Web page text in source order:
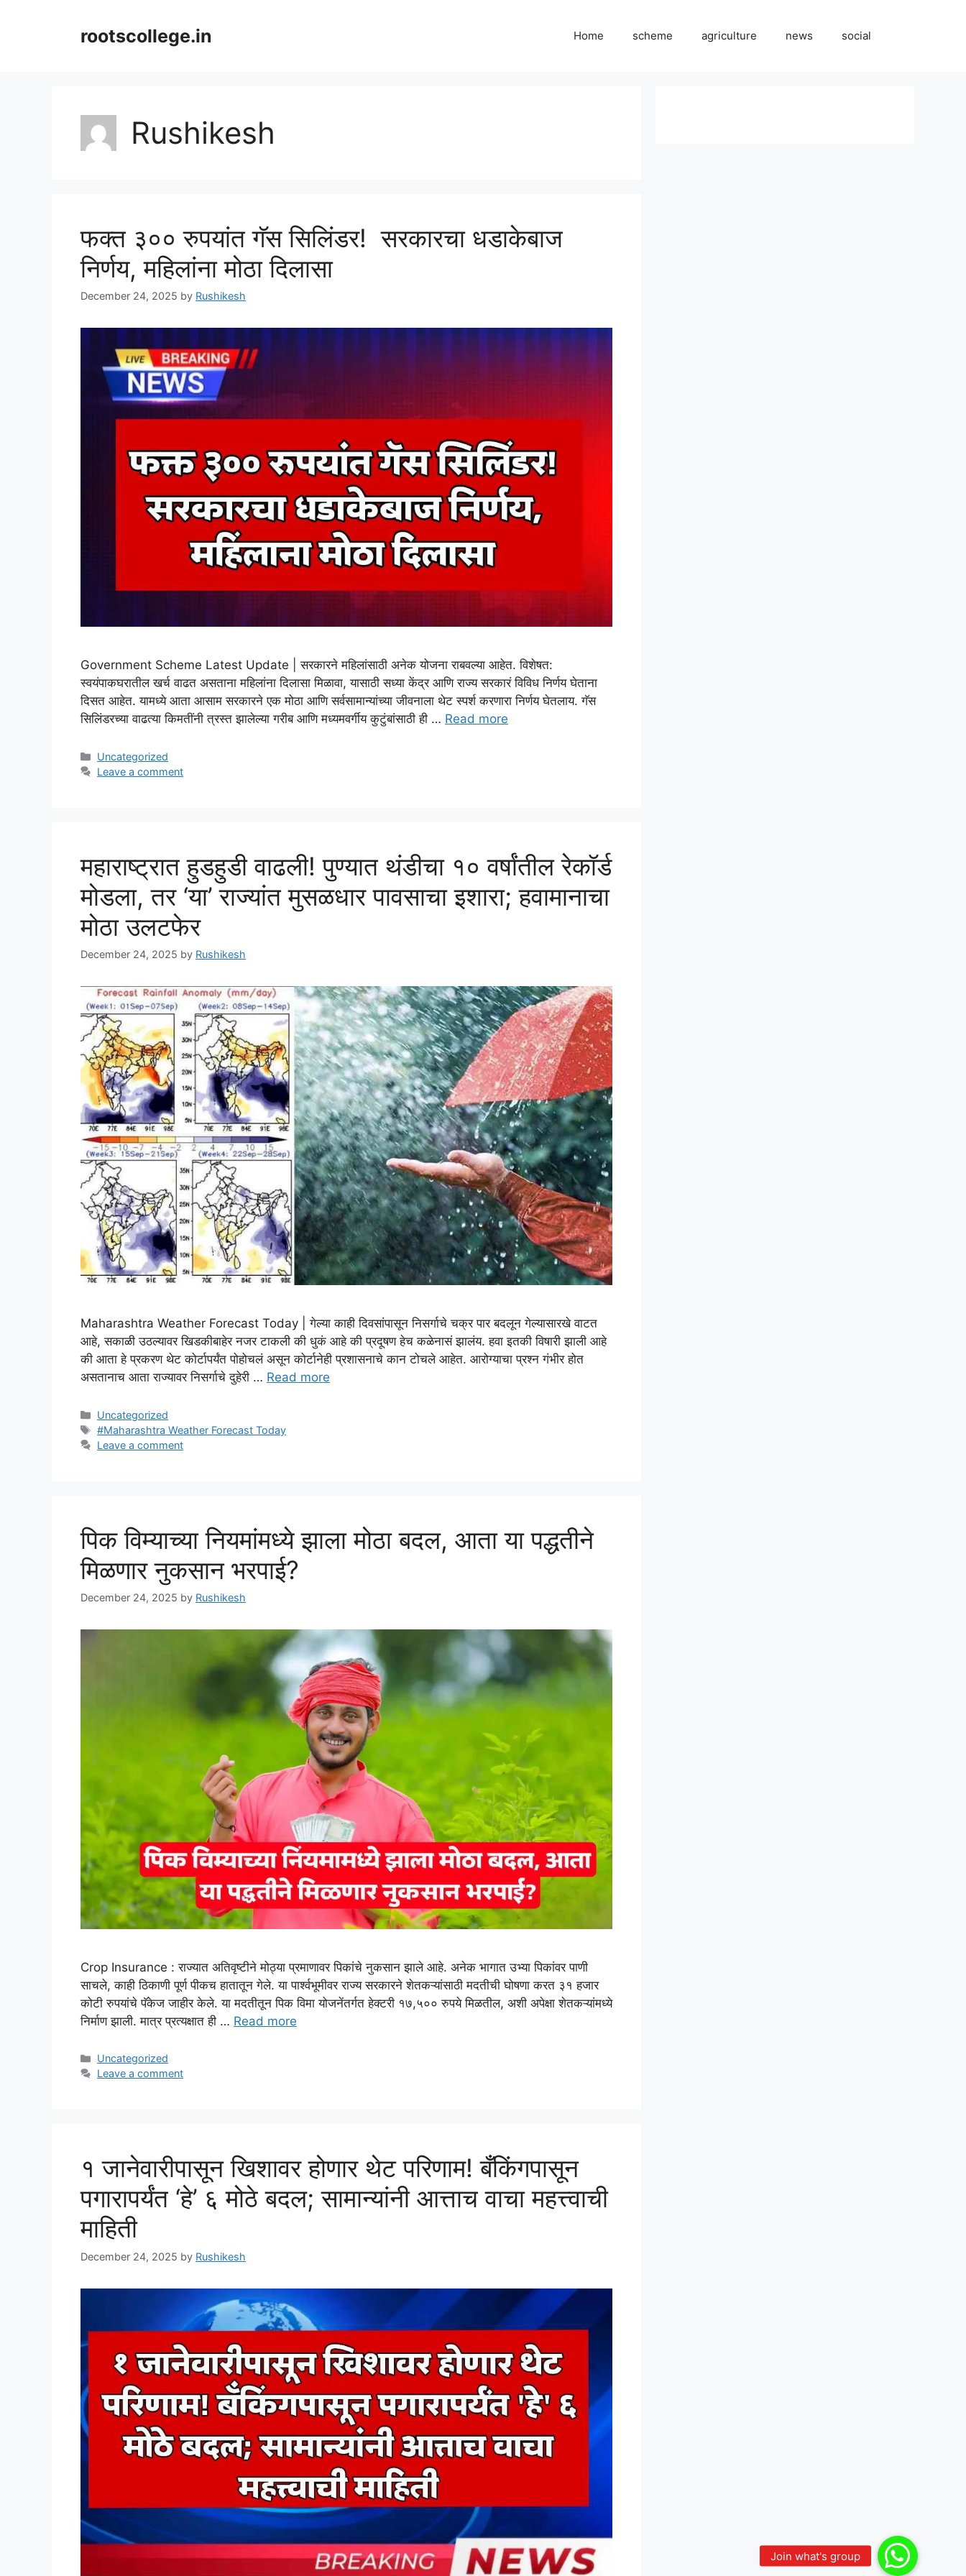
rootscollege.in Home scheme agriculture news social
Rushikesh
फक्त ३०० रुपयांत गॅस सिलिंडर! सरकारचा धडाकेबाज
निर्णय, महिलांना मोठा दिलासा
December 24, 2025 by Rushikesh
Government Scheme Latest Update | सरकारने महिलांसाठी अनेक योजना राबवल्या आहेत. विशेषत:
स्वयंपाकघरातील खर्च वाढत असताना महिलांना दिलासा मिळावा, यासाठी सध्या केंद्र आणि राज्य सरकारं विविध निर्णय घेताना
दिसत आहेत. यामध्ये आता आसाम सरकारने एक मोठा आणि सर्वसामान्यांच्या जीवनाला थेट स्पर्श करणारा निर्णय घेतलाय. गॅस
सिलिंडरच्या वाढत्या किमतींनी त्रस्त झालेल्या गरीब आणि मध्यमवर्गीय कुटुंबांसाठी ही … Read more
Categories
Uncategorized
Leave a comment
महाराष्ट्रात हुडहुडी वाढली! पुण्यात थंडीचा १० वर्षांतील रेकॉर्ड
मोडला, तर ‘या’ राज्यांत मुसळधार पावसाचा इशारा; हवामानाचा
मोठा उलटफेर
December 24, 2025 by Rushikesh
Maharashtra Weather Forecast Today | ​गेल्या काही दिवसांपासून निसर्गाचे चक्र पार बदलून गेल्यासारखे वाटत
आहे, सकाळी उठल्यावर खिडकीबाहेर नजर टाकली की धुकं आहे की प्रदूषण हेच कळेनासं झालंय. हवा इतकी विषारी झाली आहे
की आता हे प्रकरण थेट कोर्टापर्यंत पोहोचलं असून कोर्टानेही प्रशासनाचे कान टोचले आहेत. आरोग्याचा प्रश्न गंभीर होत
असतानाच आता राज्यावर निसर्गाचे दुहेरी … Read more
Categories
Uncategorized
Tags
#Maharashtra Weather Forecast Today
Leave a comment
पिक विम्याच्या नियमांमध्ये झाला मोठा बदल, आता या पद्धतीने
मिळणार नुकसान भरपाई?
December 24, 2025 by Rushikesh
Crop Insurance : राज्यात अतिवृष्टीने मोठ्या प्रमाणावर पिकांचे नुकसान झाले आहे. अनेक भागात उभ्या पिकांवर पाणी
साचले, काही ठिकाणी पूर्ण पीकच हातातून गेले. या पार्श्वभूमीवर राज्य सरकारने शेतकऱ्यांसाठी मदतीची घोषणा करत ३१ हजार
कोटी रुपयांचे पॅकेज जाहीर केले. या मदतीतून पिक विमा योजनेंतर्गत हेक्टरी १७,५०० रुपये मिळतील, अशी अपेक्षा शेतकऱ्यांमध्ये
निर्माण झाली. मात्र प्रत्यक्षात ही … Read more
Categories
Uncategorized
Leave a comment
१ जानेवारीपासून खिशावर होणार थेट परिणाम! बँकिंगपासून
पगारापर्यंत ‘हे’ ६ मोठे बदल; सामान्यांनी आत्ताच वाचा महत्त्वाची
माहिती
December 24, 2025 by Rushikesh